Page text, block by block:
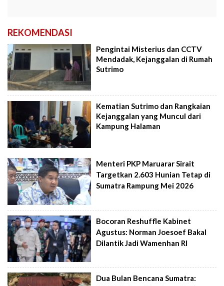
REKOMENDASI
Pengintai Misterius dan CCTV
Mendadak, Kejanggalan di Rumah
Sutrimo
Kematian Sutrimo dan Rangkaian
Kejanggalan yang Muncul dari
Kampung Halaman
Menteri PKP Maruarar Sirait
Targetkan 2.603 Hunian Tetap di
Sumatra Rampung Mei 2026
Bocoran Reshuffle Kabinet
Agustus: Norman Joesoef Bakal
Dilantik Jadi Wamenhan RI
Dua Bulan Bencana Sumatra: